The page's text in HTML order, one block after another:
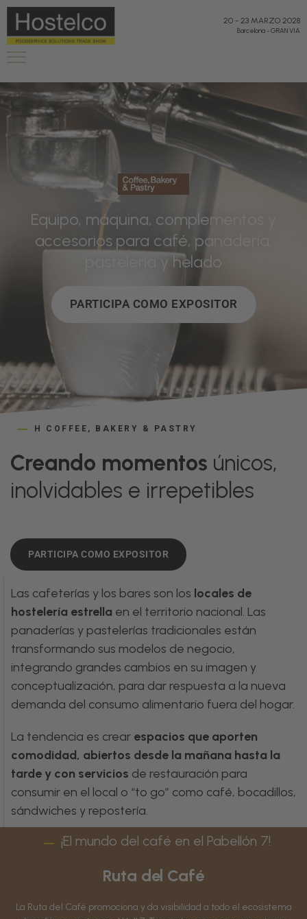
20 - 23 MARZO 2028
Barcelona-GRAN VIA
Equipo, máquina, complementos y
accesorios para café, panadería,
pastelería y helado
PARTICIPA COMO EXPOSITOR
H COFFEE, BAKERY & PASTRY
Creando momentos únicos,
inolvidables e irrepetibles
PARTICIPA COMO EXPOSITOR
Las cafeterías y los bares son los locales de
hostelería estrella en el territorio nacional. Las
panaderías y pastelerías tradicionales están
transformando sus modelos de negocio,
integrando grandes cambios en su imagen y
conceptualización, para dar respuesta a la nueva
demanda del consumo alimentario fuera del hogar.
La tendencia es crear espacios que aporten
comodidad, abiertos desde la mañana hasta la
tarde y con servicios de restauración para
consumir en el local o “to go” como café, bocadillos,
sándwiches y repostería.
¡El mundo del café en el Pabellón 7!
Ruta del Café
La Ruta del Café promociona y da visibilidad a todo el ecosistema